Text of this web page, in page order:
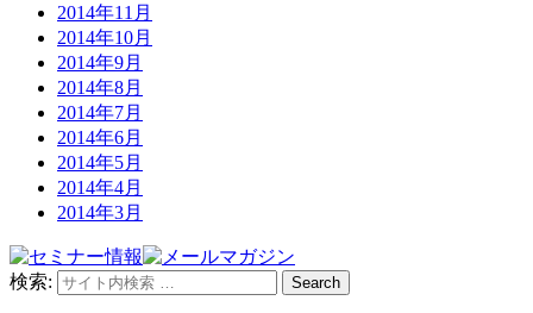
2014年11月
2014年10月
2014年9月
2014年8月
2014年7月
2014年6月
2014年5月
2014年4月
2014年3月
検索: Search